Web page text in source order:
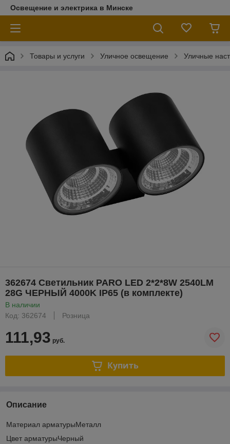
Освещение и электрика в Минске
Товары и услуги Уличное освещение Уличные
362674 Светильник PARO LED 2*2*8W 2540LM
28G ЧЕРНЫЙ 4000K IP65 (в комплекте)
В наличии
Код: 362674
Розница
111,93 руб.
Купить
Описание
Материал арматурыМеталл
Цвет арматурыЧерный